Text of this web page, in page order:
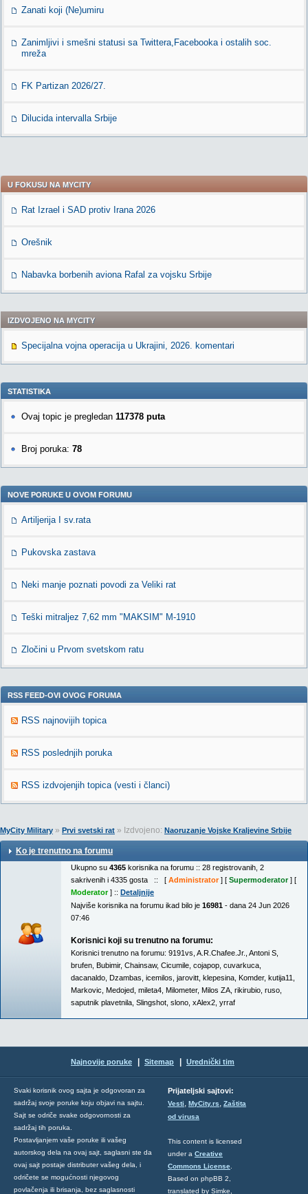
Zanati koji (Ne)umiru
Zanimljivi i smešni statusi sa Twittera,Facebooka i ostalih soc.
mreža
FK Partizan 2026/27.
Dilucida intervalla Srbije
U FOKUSU NA MYCITY
Rat Izrael i SAD protiv Irana 2026
Orešnik
Nabavka borbenih aviona Rafal za vojsku Srbije
IZDVOJENO NA MYCITY
Specijalna vojna operacija u Ukrajini, 2026. komentari
STATISTIKA
Ovaj topic je pregledan 117378 puta
Broj poruka: 78
NOVE PORUKE U OVOM FORUMU
Artiljerija I sv.rata
Pukovska zastava
Neki manje poznati povodi za Veliki rat
Teški mitraljez 7,62 mm "MAKSIM" M-1910
Zločini u Prvom svetskom ratu
RSS FEED-OVI OVOG FORUMA
RSS najnovijih topica
RSS poslednjih poruka
RSS izdvojenjih topica (vesti i članci)
MyCity Military » Prvi svetski rat » Izdvojeno: Naoruzanje Vojske Kraljevine Srbije
Ko je trenutno na forumu
Ukupno su 4365 korisnika na forumu :: 28 registrovanih, 2
sakrivenih i 4335 gosta :: [ Administrator] [ Supermoderator] [
Moderator] :: Detaljnije
Najviše korisnika na forumu ikad bilo je 16981 - dana 24 Jun 2026
07:46
Korisnici koji su trenutno na forumu:
Korisnici trenutno na forumu: 9191vs A.R.Chafee.Jr. Antoni S
brufen Bubimir, Chainsaw, Cicumile cojapop cuvarkuca
dacanaldo Dzambas icemilos jarovitt klepesina Komder, kutija11
Markovic Medojed mileta4 Milometer, Milos ZA rikirubio ruso
saputnik plavetnila Slingshot slono xAlex2 yrraf
Najnovije poruke Sitemap Urednički tim
Svaki korisnik ovog sajta je odgovoran za
sadržaj svoje poruke koju objavi na sajtu.
Sajt se odriče svake odgovornosti za
sadržaj tih poruka.
Postavljanjem vaše poruke ili vašeg
autorskog dela na ovaj sajt, saglasni ste da
ovaj sajt postaje distributer vašeg dela, i
odričete se mogućnosti njegovog
povlačenja ili brisanja, bez saglasnosti
Prijateljski sajtovi:
Vesti, MyCity.rs, Zaštita
od virusa
This content is licensed
under a Creative
Commons License
Based on phpBB 2,
translated by Simke,